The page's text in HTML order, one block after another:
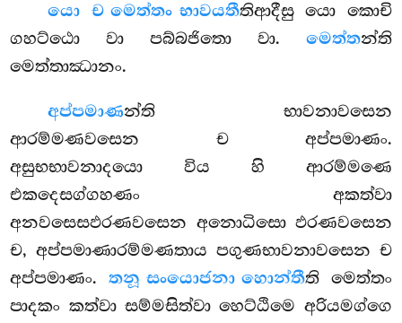
යො ච මෙත්තං භාවයතීතිආදීසු යො කොචි
ගහට්ඨො වා පබ්බජිතො වා. මෙත්තන්ති
මෙත්තාඣානං.
අප්පමාණන්ති භාවනාවසෙන
ආරම්මණවසෙන ච අප්පමාණං.
අසුභභාවනාදයො විය හි ආරම්මණෙ
එකදෙසග්ගහණං අකත්වා
අනවසෙසඵරණවසෙන අනොධිසො ඵරණවසෙන
ච, අප්පමාණාරම්මණතාය පගුණභාවනාවසෙන ච
අප්පමාණං. තනූ සංයොජනා හොන්තීති මෙත්තං
පාදකං කත්වා සම්මසිත්වා හෙට්ඨිමෙ අරියමග්ගෙ